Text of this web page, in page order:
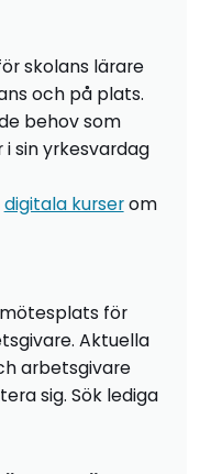
skolans lärare
och på plats.
behov som
sin yrkesvardag
digitala kurserom
för
Aktuella
arbetsgivare
sig. Sök lediga